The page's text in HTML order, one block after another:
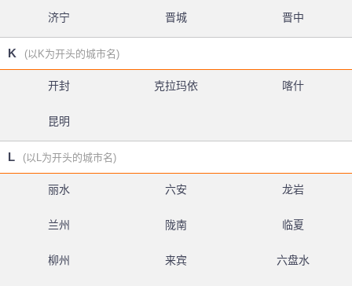
济宁 晋城 晋中
K (以K为开头的城市名)
开封 克拉玛依 喀什
昆明
L (以L为开头的城市名)
丽水 六安 龙岩
兰州 陇南 临夏
柳州 来宾 六盘水